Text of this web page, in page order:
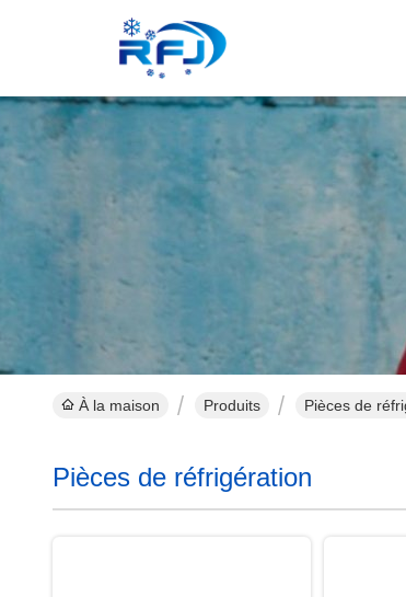
À la maison Produits Pièces de
Pièces de réfrigération